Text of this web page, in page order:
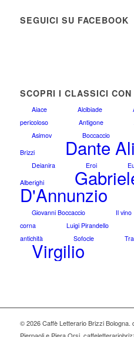
SEGUICI SU FACEBOOK
SCOPRI I CLASSICI CON
Aiace Alcibiade
pericoloso
Antigone
Asimov
Boccaccio
Brizzi
Dante
Deianira Eroi
Alberighi
D'Annunzio
Giovanni Boccaccio
Il vino
corna
Luigi Pirandello
antichità
Sofocle
Virgilio
© 2026 Caffè Letterario Brizzi Bologna.